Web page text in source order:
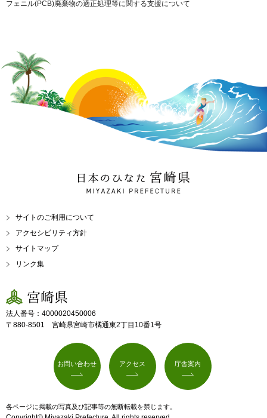
フェニル(PCB)廃棄物の適正処理等に関する支援について
日本のひなた 宮崎県
MIYAZAKI PREFECTURE
サイトのご利用について
アクセシビリティ方針
サイトマップ
リンク集
宮崎県
法人番号：4000020450006
〒880-8501 宮崎県宮崎市橘通東2丁目10番1号
お問い合わせ アクセス 庁舎案内
各ページに掲載の写真及び記事等の無断転載を禁じます。